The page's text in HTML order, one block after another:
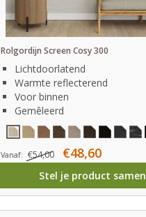
Rolgordijn Screen Cosy 300
Lichtdoorlatend
Warmte reflecterend
Voor binnen
Gemêleerd
Vanaf: €54,00 €48,60
Stel je product samen